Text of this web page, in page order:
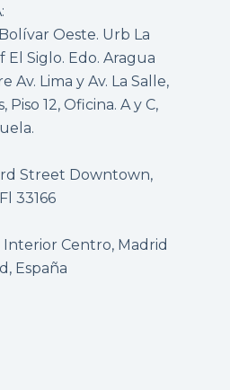
Oeste. Urb La
El Siglo. Edo. Aragua
Av. Lima y Av. La Salle,
Piso 12, Oficina. A y C,
Street Downtown,
33166
Interior Centro, Madrid
España